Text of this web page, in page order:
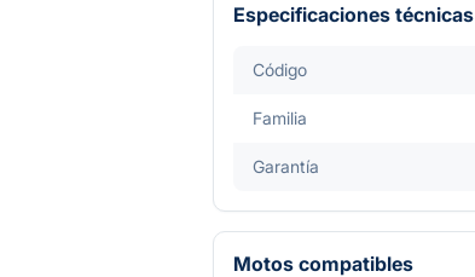
Especificaciones técnicas
Código
Familia
Garantía
Motos compatibles